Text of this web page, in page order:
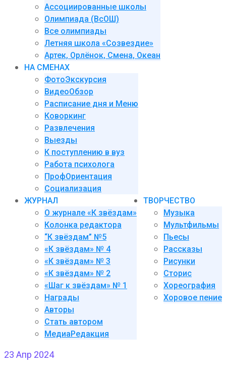
Ассоциированные школы
Олимпиада (ВсОШ)
Все олимпиады
Летняя школа «Созвездие»
Артек, Орлёнок, Смена, Океан
НА СМЕНАХ
ФотоЭкскурсия
ВидеоОбзор
Расписание дня и Меню
Коворкинг
Развлечения
Выезды
К поступлению в вуз
Работа психолога
ПрофОриентация
Социализация
ЖУРНАЛ
О журнале «К звёздам»
Колонка редактора
“К звёздам” №5
«К звёздам» № 4
«К звёздам» № 3
«К звёздам» № 2
«Шаг к звёздам» № 1
Награды
Авторы
Стать автором
МедиаРедакция
ТВОРЧЕСТВО
Музыка
Мультфильмы
Пьесы
Рассказы
Рисунки
Сторис
Хореография
Хоровое пение
23 Апр 2024